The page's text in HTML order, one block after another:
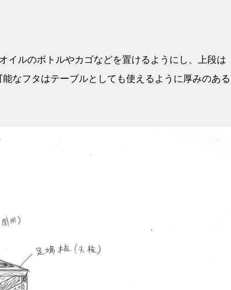
イルのボトルやカゴなどを置けるようにし、上段は
なフタはテーブルとしても使えるように厚みのある